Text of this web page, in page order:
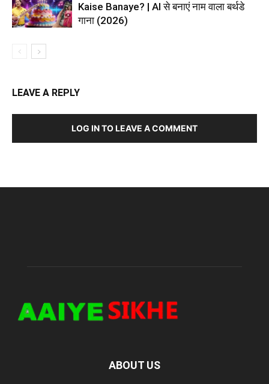
Kaise Banaye? | AI से बनाएं नाम वाला बर्थडे
गाना (2026)
LEAVE A REPLY
LOG IN TO LEAVE A COMMENT
ABOUT US